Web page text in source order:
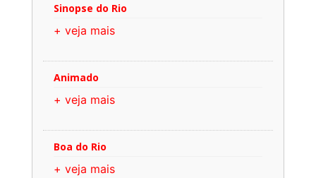
Sinopse do Rio
+ veja mais
Animado
+ veja mais
Boa do Rio
+ veja mais